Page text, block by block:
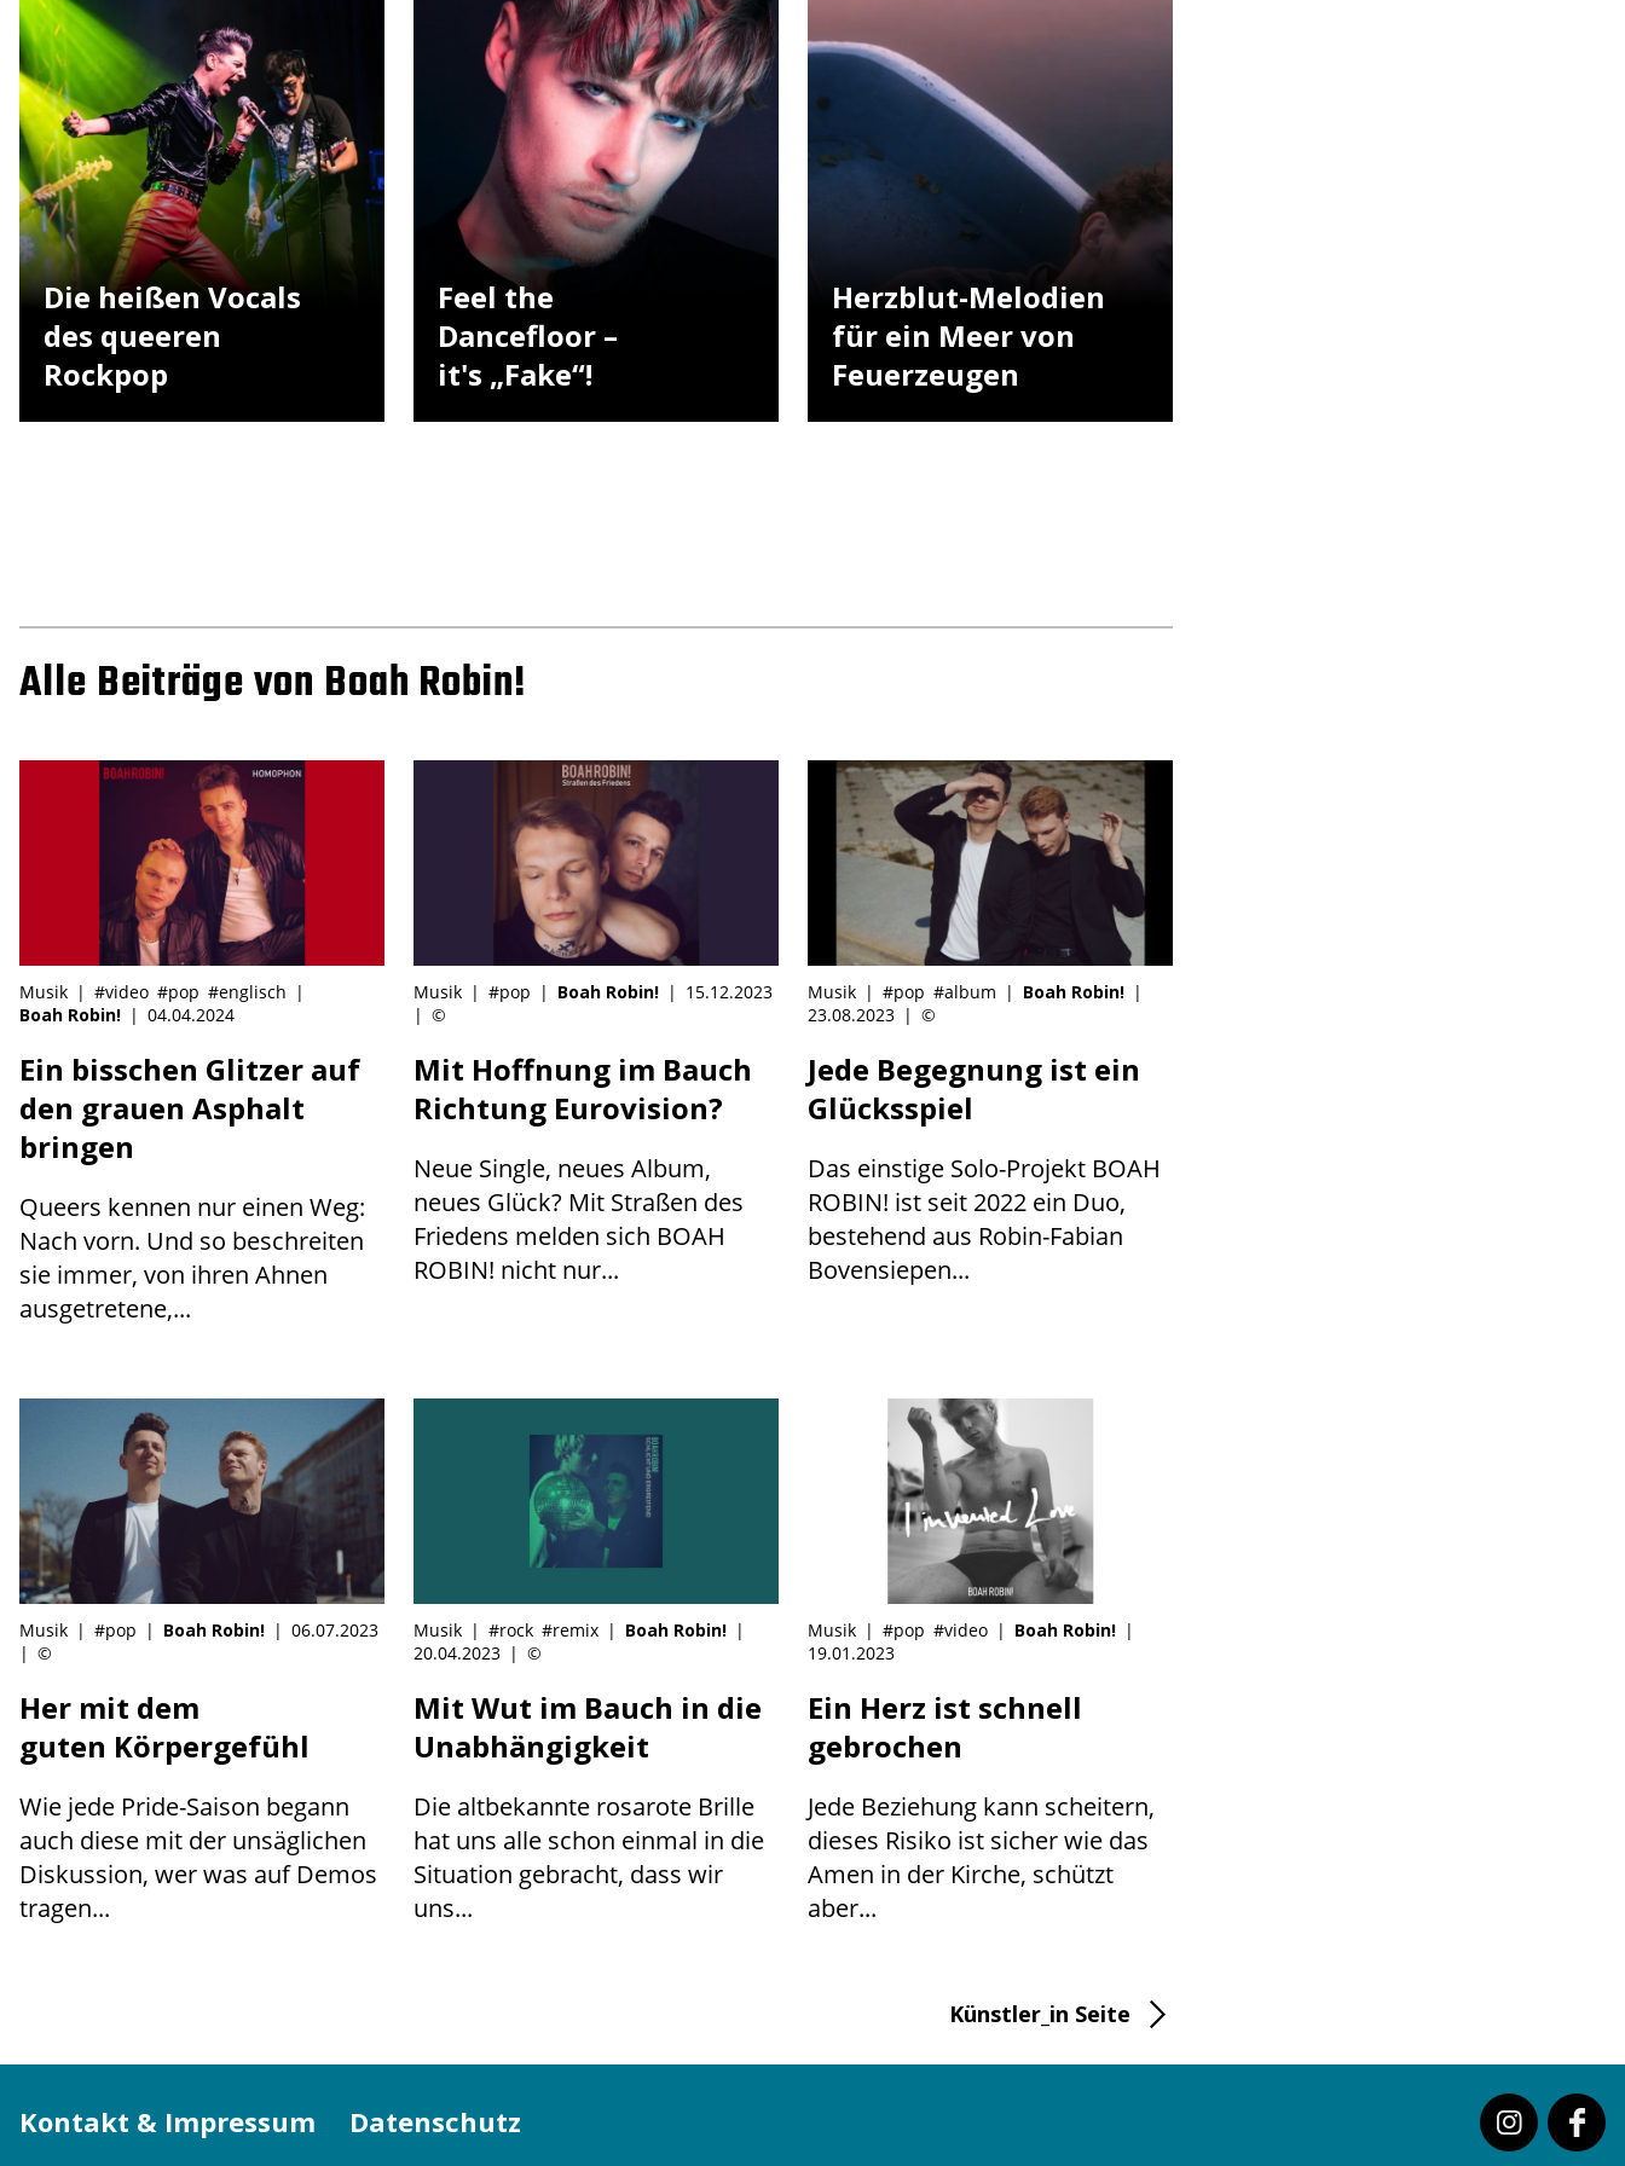
Die heißen Vocals
des queeren
Rockpop
Feel the
Dancefloor –
it's „Fake“!
Herzblut-Melodien
für ein Meer von
Feuerzeugen
Alle Beiträge von Boah Robin!
Musik | #video #pop #englisch |
Boah Robin! | 04.04.2024
Ein bisschen Glitzer auf
den grauen Asphalt
bringen
Queers kennen nur einen Weg:
Nach vorn. Und so beschreiten
sie immer, von ihren Ahnen
ausgetretene,...
Musik | #pop | Boah Robin! | 15.12.2023
| ©
Mit Hoffnung im Bauch
Richtung Eurovision?
Neue Single, neues Album,
neues Glück? Mit Straßen des
Friedens melden sich BOAH
ROBIN! nicht nur...
Musik | #pop #album | Boah Robin! |
23.08.2023 | ©
Jede Begegnung ist ein
Glücksspiel
Das einstige Solo-Projekt BOAH
ROBIN! ist seit 2022 ein Duo,
bestehend aus Robin-Fabian
Bovensiepen...
Musik | #pop | Boah Robin! | 06.07.2023
| ©
Her mit dem
guten Körpergefühl
Wie jede Pride-Saison begann
auch diese mit der unsäglichen
Diskussion, wer was auf Demos
tragen...
Musik | #rock #remix | Boah Robin! |
20.04.2023 | ©
Mit Wut im Bauch in die
Unabhängigkeit
Die altbekannte rosarote Brille
hat uns alle schon einmal in die
Situation gebracht, dass wir
uns...
Musik | #pop #video | Boah Robin! |
19.01.2023
Ein Herz ist schnell
gebrochen
Jede Beziehung kann scheitern,
dieses Risiko ist sicher wie das
Amen in der Kirche, schützt
aber...
Künstler_in Seite
Kontakt & Impressum Datenschutz